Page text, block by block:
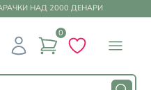
НАД 2000 ДЕНАРИ
0